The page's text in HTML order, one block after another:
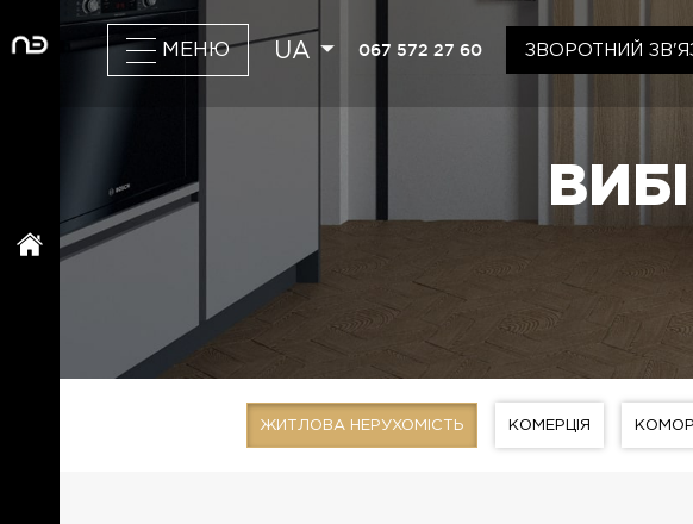
МЕНЮ UA 067 572 27 60 ЗВОРОТНИЙ
ЖИТЛОВА НЕРУХОМІСТЬ КОМЕРЦІЯ